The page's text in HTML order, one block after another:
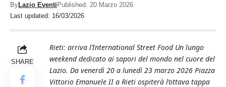
Last updated: 16/03/2026
ByLazio Eventi Published: 20 Marzo 2026
SHARE
Rieti: arriva l’International Street Food Un lungo
weekend dedicato ai sapori del mondo nel cuore del
Lazio. Da venerdì 20 a lunedì 23 marzo 2026 Piazza
Vittorio Emanuele II a Rieti ospiterà l’ottava tappa